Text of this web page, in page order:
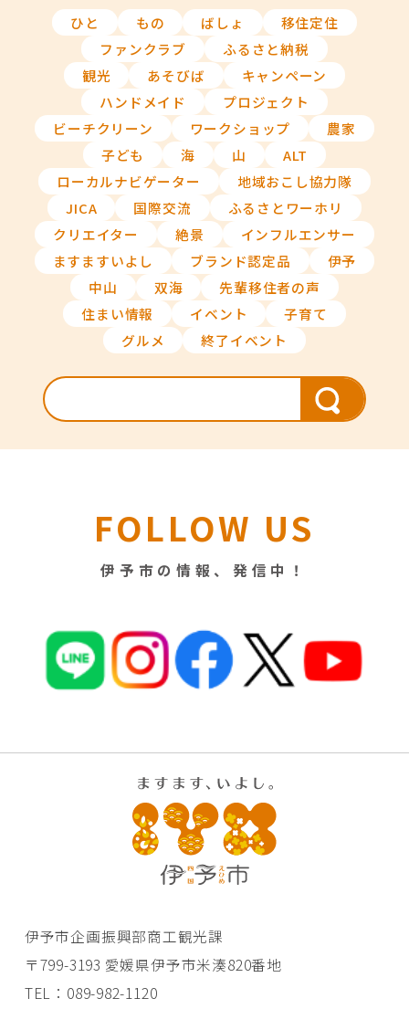
ひと もの ばしょ
移住定住
ファンクラブ
ふるさと納税
観光
あそびば
キャンペーン
ハンドメイド
プロジェクト
ビーチクリーン
ワークショップ
農家
子ども
海 山
ALT
ローカルナビゲーター
地域おこし協力隊
JICA
国際交流
ふるさとワーホリ
クリエイター
絶景
インフルエンサー
ますますいよし
ブランド認定品
伊予
中山
双海
先輩移住者の声
住まい情報
イベント
子育て
グルメ
終了イベント
FOLLOW US
伊予市の情報、発信中！
伊予市企画振興部商工観光課
〒799-3193 愛媛県伊予市米湊820番地
TEL：089-982-1120